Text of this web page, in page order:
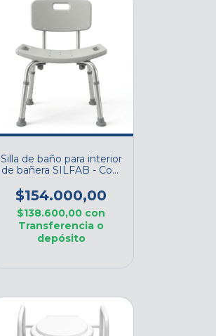
Silla de baño para interior
de bañera SILFAB - Cod.
$154.000,00
$138.600,00 con
Transferencia o
depósito